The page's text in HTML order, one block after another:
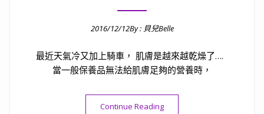
2016/12/12By : 貝兒Belle
最近天氣冷又加上騎車， 肌膚是越來越乾燥了….
當一般保養品無法給肌膚足夠的營養時，
Continue Reading“[保養]懶人睡一覺就變美的